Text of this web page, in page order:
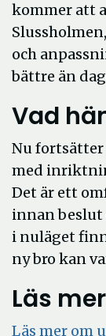
kommer att
och
bättre än
Vad
Nu
med
Det är ett
innan beslut
i nuläget
ny bro kan
Läs mer
Läs mer om